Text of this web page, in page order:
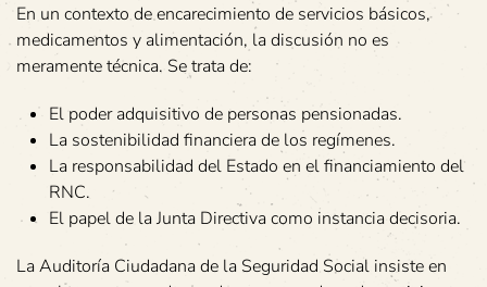
En un contexto de encarecimiento de servicios básicos,
medicamentos y alimentación, la discusión no es
meramente técnica. Se trata de:
El poder adquisitivo de personas pensionadas.
La sostenibilidad financiera de los regímenes.
La responsabilidad del Estado en el financiamiento del
RNC.
El papel de la Junta Directiva como instancia decisoria.
La Auditoría Ciudadana de la Seguridad Social insiste en